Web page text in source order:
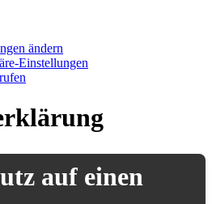
ändern
Einstellungen
auf einen